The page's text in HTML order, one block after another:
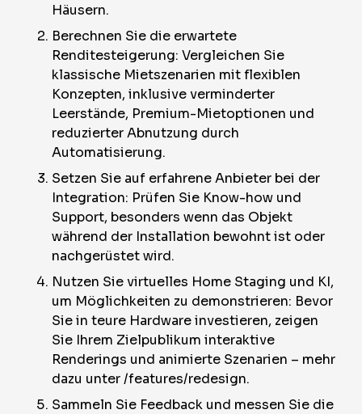
Häusern.
Berechnen Sie die erwartete
Renditesteigerung: Vergleichen Sie
klassische Mietszenarien mit flexiblen
Konzepten, inklusive verminderter
Leerstände, Premium-Mietoptionen und
reduzierter Abnutzung durch
Automatisierung.
Setzen Sie auf erfahrene Anbieter bei der
Integration: Prüfen Sie Know-how und
Support, besonders wenn das Objekt
während der Installation bewohnt ist oder
nachgerüstet wird.
Nutzen Sie virtuelles Home Staging und KI,
um Möglichkeiten zu demonstrieren: Bevor
Sie in teure Hardware investieren, zeigen
Sie Ihrem Zielpublikum interaktive
Renderings und animierte Szenarien – mehr
dazu unter /features/redesign.
Sammeln Sie Feedback und messen Sie die